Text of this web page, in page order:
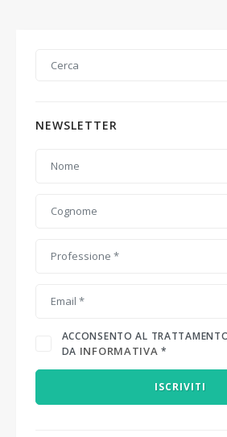
NEWSLETTER
ACCONSENTO AL
DA INFORMATIVA *
ISCRIVITI